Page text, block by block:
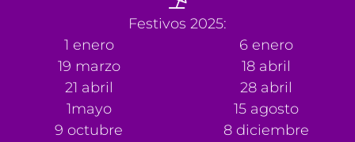
Festivos 2025:
1 enero
6 enero
19 marzo
18 abril
21 abril
28 abril
1mayo
15 agosto
9 octubre
8 diciembre